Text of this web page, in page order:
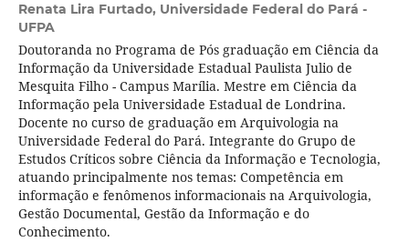
Renata Lira Furtado, Universidade Federal do Pará -
UFPA
Doutoranda no Programa de Pós graduação em Ciência da
Informação da Universidade Estadual Paulista Julio de
Mesquita Filho - Campus Marília. Mestre em Ciência da
Informação pela Universidade Estadual de Londrina.
Docente no curso de graduação em Arquivologia na
Universidade Federal do Pará. Integrante do Grupo de
Estudos Críticos sobre Ciência da Informação e Tecnologia,
atuando principalmente nos temas: Competência em
informação e fenômenos informacionais na Arquivologia,
Gestão Documental, Gestão da Informação e do
Conhecimento.